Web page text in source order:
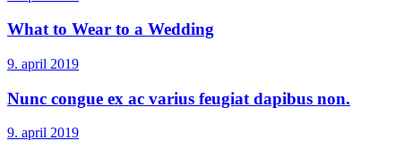
What to Wear to a Wedding
9. april 2019
Nunc congue ex ac varius feugiat dapibus non.
9. april 2019